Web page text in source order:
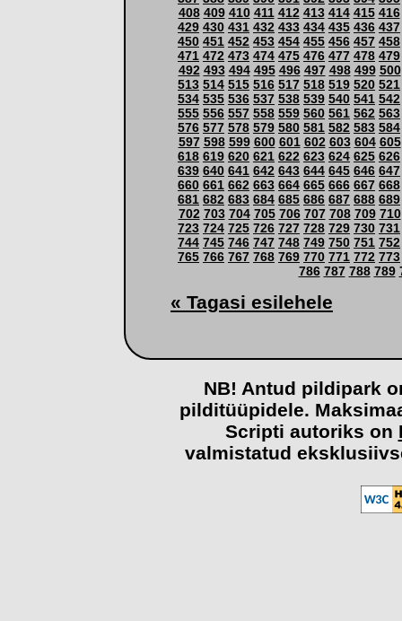
408 409 410 411 412 413 414 415 416
429 430 431 432 433 434 435 436 437
450 451 452 453 454 455 456 457 458
471 472 473 474 475 476 477 478 479
492 493 494 495 496 497 498 499 500
513 514 515 516 517 518 519 520 521
534 535 536 537 538 539 540 541 542
555 556 557 558 559 560 561 562 563
576 577 578 579 580 581 582 583 584
597 598 599 600 601 602 603 604 605
618 619 620 621 622 623 624 625 626
639 640 641 642 643 644 645 646 647
660 661 662 663 664 665 666 667 668
681 682 683 684 685 686 687 688 689
702 703 704 705 706 707 708 709 710
723 724 725 726 727 728 729 730 731
744 745 746 747 748 749 750 751 752
765 766 767 768 769 770 771 772 773
786 787 788 789
« Tagasi esilehele
NB! Antud pildipark
pilditüüpidele.
Scripti autoriks on
valmistatud